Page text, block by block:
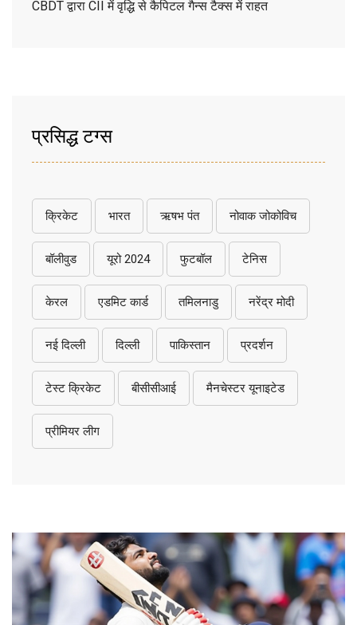
CBDT द्वारा CII में वृद्धि से कैपिटल गैन्स टैक्स में राहत
प्रसिद्ध टग्स
क्रिकेट भारत ऋषभ पंत नोवाक जोकोविच
बॉलीवुड यूरो 2024 फुटबॉल टेनिस
केरल एडमिट कार्ड तमिलनाडु नरेंद्र मोदी
नई दिल्ली दिल्ली पाकिस्तान प्रदर्शन
टेस्ट क्रिकेट बीसीसीआई मैनचेस्टर यूनाइटेड
प्रीमियर लीग